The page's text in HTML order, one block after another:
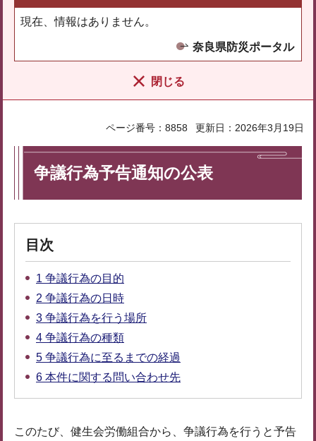
現在、情報はありません。
奈良県防災ポータル
閉じる
ページ番号：8858 更新日：2026年3月19日
争議行為予告通知の公表
目次
1 争議行為の目的
2 争議行為の日時
3 争議行為を行う場所
4 争議行為の種類
5 争議行為に至るまでの経過
6 本件に関する問い合わせ先
このたび、健生会労働組合から、争議行為を行うと予告